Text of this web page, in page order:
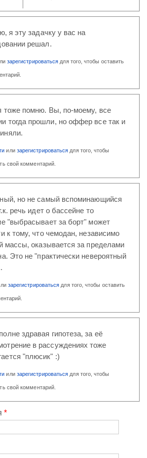
я эту задачку у вас на
решал.
зарегистрироваться для того, чтобы оставить
тоже помню. Вы, по-моему, все
тогда прошли, но оффер все так и
или зарегистрироваться для того, чтобы
свой комментарий.
но не самый вспоминающийся
речь идет о бассейне то
"выбрасывает за борт" может
к тому, что чемодан, независимо
массы, оказывается за пределами
Это не "практически невероятный
зарегистрироваться для того, чтобы оставить
здравая гипотеза, за её
в рассуждениях тоже
"плюсик" :)
или зарегистрироваться для того, чтобы
свой комментарий.
*